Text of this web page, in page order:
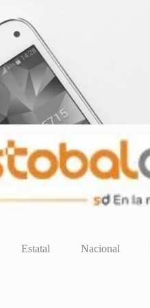
Estatal Nacional